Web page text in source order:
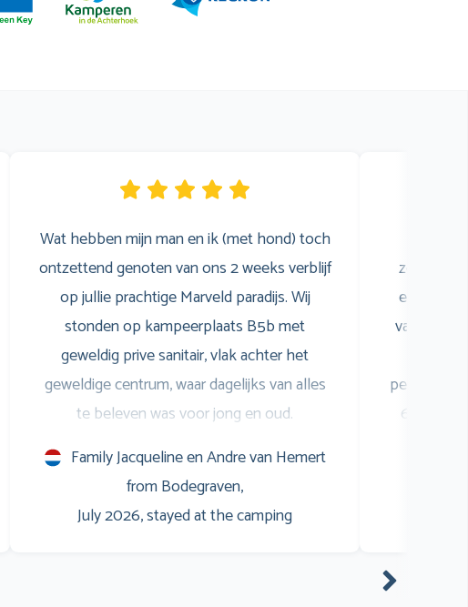
Wat hebben mijn man en ik (met hond) toch
ontzettend genoten van ons 2 weeks verblijf
op jullie prachtige Marveld paradijs. Wij
stonden op kampeerplaats B5b met
geweldig prive sanitair, vlak achter het
geweldige centrum, waar dagelijks van alles
te beleven was voor jong en oud.
Springkussen, animatie noem maar op. Er
waren veel goede restaurants (ook goed
betaalbaar) waar wij veel gebruik van
maakten. Waaronder een goede Pizzeria,
Family Jacqueline en Andre van Hemert
from Bodegraven,
July 2026, stayed at the camping
een
van het
personeel
6 heeft